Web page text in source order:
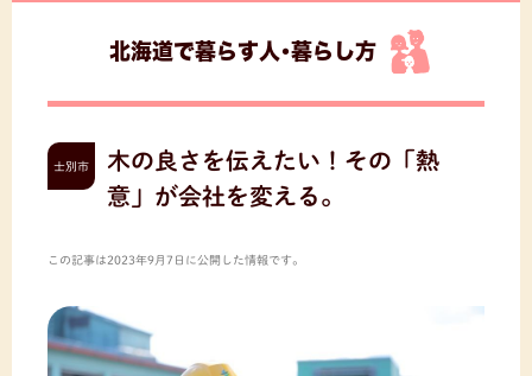
北海道で暮らす人･暮らし方
士別市
木の良さを伝えたい！その「熱
意」が会社を変える。
この記事は2023年9月7日に公開した情報です。